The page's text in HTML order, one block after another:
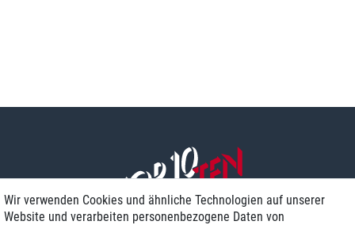
Wir verwenden Cookies und ähnliche Technologien auf unserer
Website und verarbeiten personenbezogene Daten von